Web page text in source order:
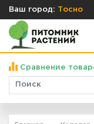
Ваш город: Тосно
Сравнение